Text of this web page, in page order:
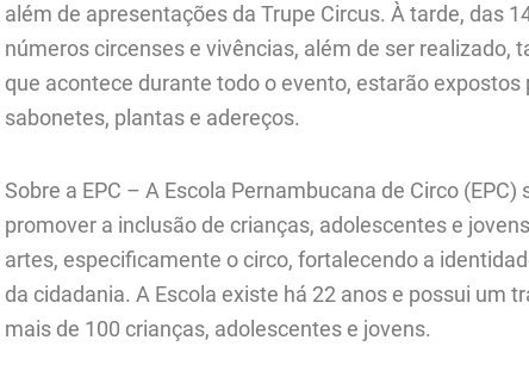
além de apresentações da Trupe Circus. À tarde, das
números circenses e vivências, além de ser realizado,
que acontece durante todo o evento, estarão
sabonetes, plantas e adereços.
Sobre a EPC – A Escola Pernambucana de Circo
promover a inclusão de crianças, adolescentes e
artes, especificamente o circo, fortalecendo a
da cidadania. A Escola existe há 22 anos e possui um
mais de 100 crianças, adolescentes e jovens.